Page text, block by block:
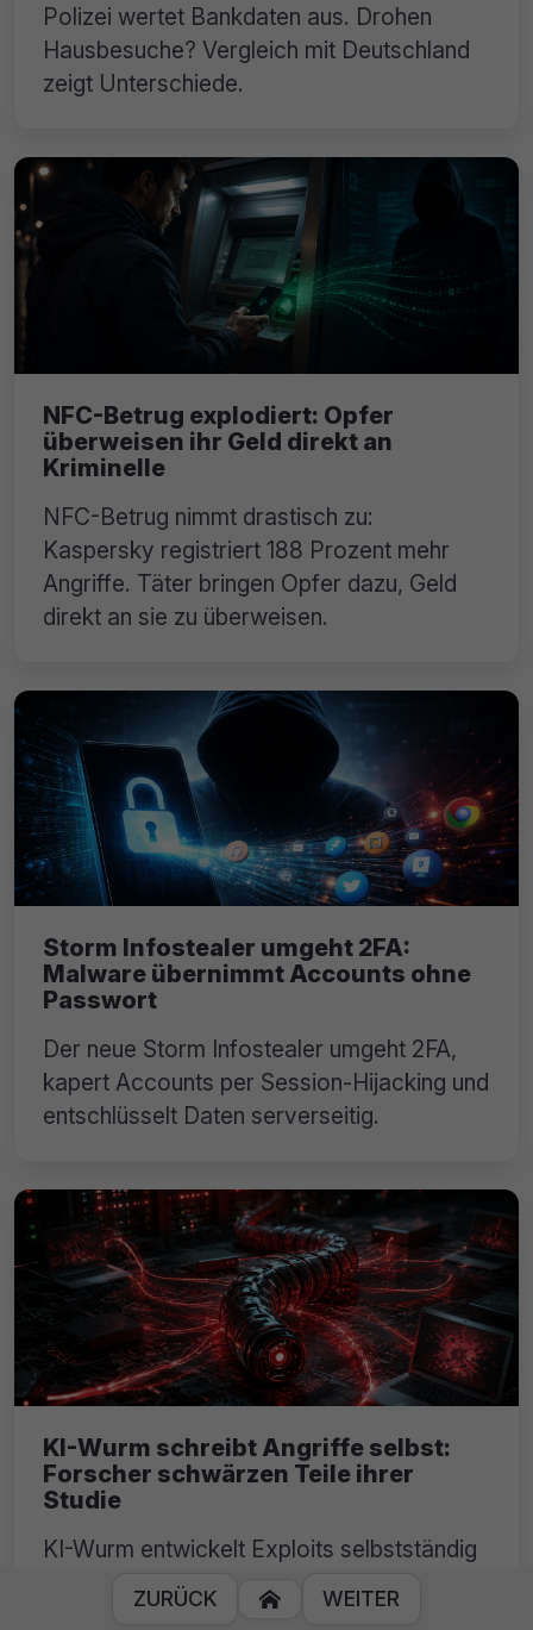
Polizei wertet Bankdaten aus. Drohen
Hausbesuche? Vergleich mit Deutschland
zeigt Unterschiede.
NFC-Betrug explodiert: Opfer
überweisen ihr Geld direkt an
Kriminelle
NFC-Betrug nimmt drastisch zu:
Kaspersky registriert 188 Prozent mehr
Angriffe. Täter bringen Opfer dazu, Geld
direkt an sie zu überweisen.
Storm Infostealer umgeht 2FA:
Malware übernimmt Accounts ohne
Passwort
Der neue Storm Infostealer umgeht 2FA,
kapert Accounts per Session-Hijacking und
entschlüsselt Daten serverseitig.
KI-Wurm schreibt Angriffe selbst:
Forscher schwärzen Teile ihrer
Studie
KI-Wurm entwickelt Exploits selbstständig
und verbreitet sich autonom. Forscher
schwärzen Teile ihrer Studie aus Angst vor
ZURÜCK  WEITER